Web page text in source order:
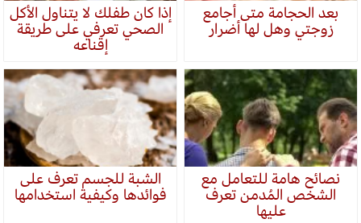
بعد الحجامة متى أجامع
زوجتي وهل لها أضرار
إذا كان طفلك لا يتناول الأكل
الصحي تعرفي على طريقة
إقناعه
نصائح هامة للتعامل مع
الشخص المُدمن تعرف
عليها
الشبة للجسم تعرف على
فوائدها وكيفية استخدامها